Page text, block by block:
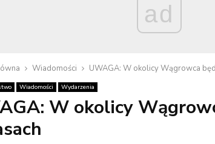
ad
Wiadomości UWAGA: W okolicy Wągrowca
Wiadomości Wydarzenia
W okolicy